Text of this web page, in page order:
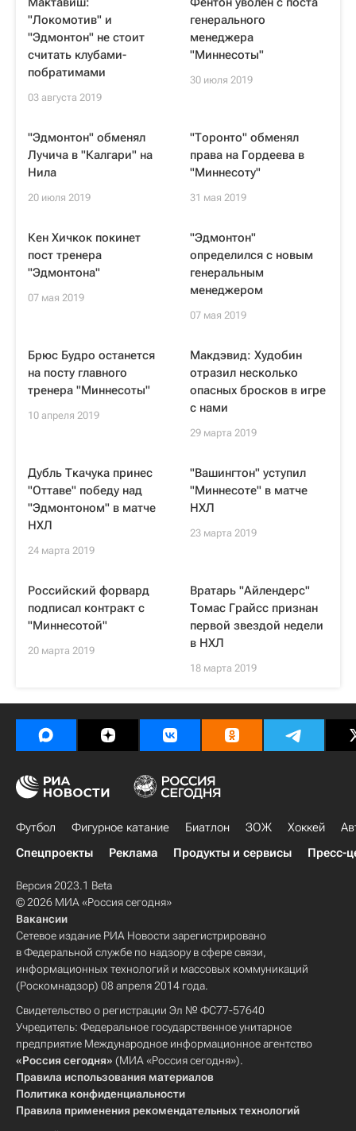
"Локомотив" и
"Эдмонтон" не стоит
считать клубами-
побратимами
03 августа 2019
генерального
менеджера
"Миннесоты"
30 июля 2019
"Эдмонтон" обменял
Лучича в "Калгари" на
Нила
20 июля 2019
"Торонто" обменял
права на Гордеева в
"Миннесоту"
31 мая 2019
Кен Хичкок покинет
пост тренера
"Эдмонтона"
07 мая 2019
"Эдмонтон"
определился с новым
генеральным
менеджером
07 мая 2019
Брюс Будро останется
на посту главного
тренера "Миннесоты"
10 апреля 2019
Макдэвид: Худобин
отразил несколько
опасных бросков в игре
с нами
29 марта 2019
Дубль Ткачука принес
"Оттаве" победу над
"Эдмонтоном" в матче
НХЛ
24 марта 2019
"Вашингтон" уступил
"Миннесоте" в матче
НХЛ
23 марта 2019
Российский форвард
подписал контракт с
"Миннесотой"
20 марта 2019
Вратарь "Айлендерс"
Томас Грайсс признан
первой звездой недели
в НХЛ
18 марта 2019
Футбол Фигурное катание Биатлон ЗОЖ Хоккей
Спецпроекты
Реклама Продукты и сервисы Пресс-
Версия 2023.1 Beta
© 2026 МИА «Россия сегодня»
Вакансии
Сетевое издание РИА Новости зарегистрировано
в Федеральной службе по надзору в сфере связи,
информационных технологий и массовых коммуникаций
(Роскомнадзор) 08 апреля 2014 года.
Свидетельство о регистрации Эл № ФС77-57640
Учредитель: Федеральное государственное унитарное
предприятие Международное информационное агентство
«Россия сегодня» (МИА «Россия сегодня»).
Правила использования материалов
Политика конфиденциальности
Правила применения рекомендательных технологий